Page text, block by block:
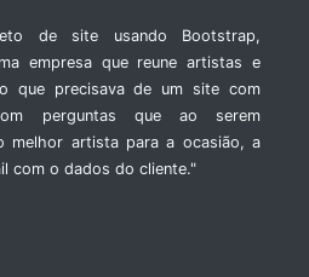
de site usando Bootstrap,
empresa que reune artistas e
que precisava de um site com
perguntas que ao serem
melhor artista para a ocasião, a
com o dados do cliente."